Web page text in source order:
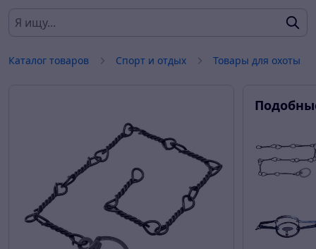
Каталог товаров Спорт и отдых Товары для охоты